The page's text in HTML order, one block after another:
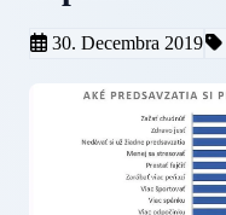
30. Decembra 2019